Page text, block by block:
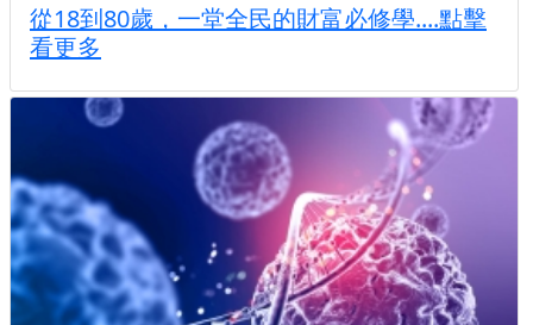
從18到80歲，一堂全民的財富必修學....點擊
看更多